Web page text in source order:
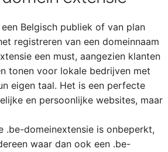
Belgisch publiek of van plan
registreren van een domeinnaam
een must, aangezien klanten
tonen voor lokale bedrijven met
eigen taal. Het is een perfecte
en persoonlijke websites, maar
.be-domeinextensie is onbeperkt,
waar dan ook een .be-